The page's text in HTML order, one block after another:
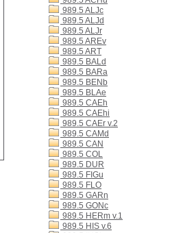
989.5 ALJc
989.5 ALJd
989.5 ALJr
989.5 AREv
989.5 ART
989.5 BALd
989.5 BARa
989.5 BENb
989.5 BLAe
989.5 CAEh
989.5 CAEhi
989.5 CAEr v.2
989.5 CAMd
989.5 CAN
989.5 COL
989.5 DUR
989.5 FIGu
989.5 FLO
989.5 GARn
989.5 GONc
989.5 HERm v.1
989.5 HIS v.6